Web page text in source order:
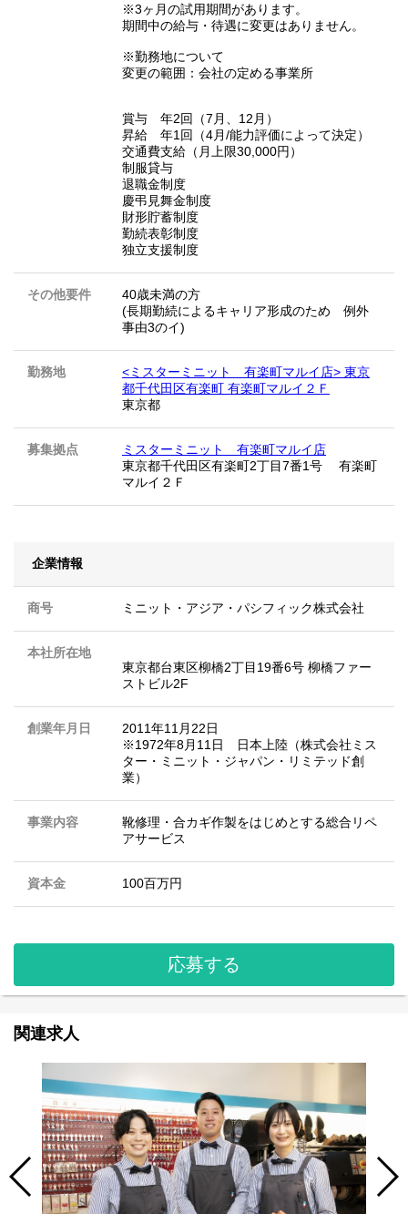
※3ヶ月の試用期間があります。
期間中の給与・待遇に変更はありません。
※勤務地について
変更の範囲：会社の定める事業所
賞与 年2回（7月、12月）
昇給 年1回（4月/能力評価によって決定）
交通費支給（月上限30,000円）
制服貸与
退職金制度
慶弔見舞金制度
財形貯蓄制度
勤続表彰制度
独立支援制度
その他要件
40歳未満の方
(長期勤続によるキャリア形成のため 例外
事由3のイ)
勤務地
<ミスターミニット 有楽町マルイ店> 東京
都千代田区有楽町 有楽町マルイ２Ｆ
東京都
募集拠点
ミスターミニット 有楽町マルイ店
東京都千代田区有楽町2丁目7番1号 有楽町
マルイ２Ｆ
企業情報
商号 ミニット・アジア・パシフィック株式会社
本社所在地
東京都台東区柳橋2丁目19番6号 柳橋ファー
ストビル2F
創業年月日
2011年11月22日
※1972年8月11日 日本上陸（株式会社ミス
ター・ミニット・ジャパン・リミテッド創
業）
事業内容
靴修理・合カギ作製をはじめとする総合リペ
アサービス
資本金 100百万円
応募する
関連求人